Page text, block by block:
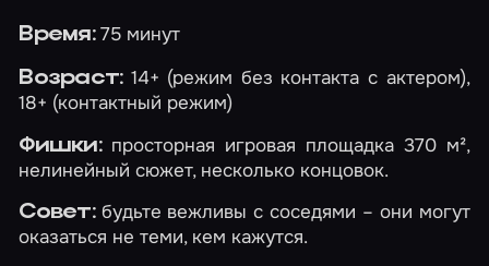
Время:75 минут
Возраст:14+ (режим без контакта с актером),
18+ (контактный режим)
Фишки:просторная игровая площадка 370 м²,
нелинейный сюжет, несколько концовок.
Совет:будьте вежливы с соседями – они могут
оказаться не теми, кем кажутся.